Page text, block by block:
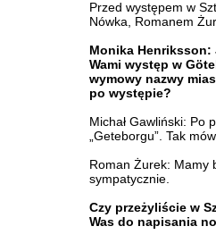
Przed występem w
Nówka, Romanem
Monika Henriksson:
Wami występ w
wymowy nazwy
po występie?
Michał Gawliński: Po
„Geteborgu”. Tak
Roman Żurek: Mamy
sympatycznie.
Czy przeżyliście w
Was do napisania